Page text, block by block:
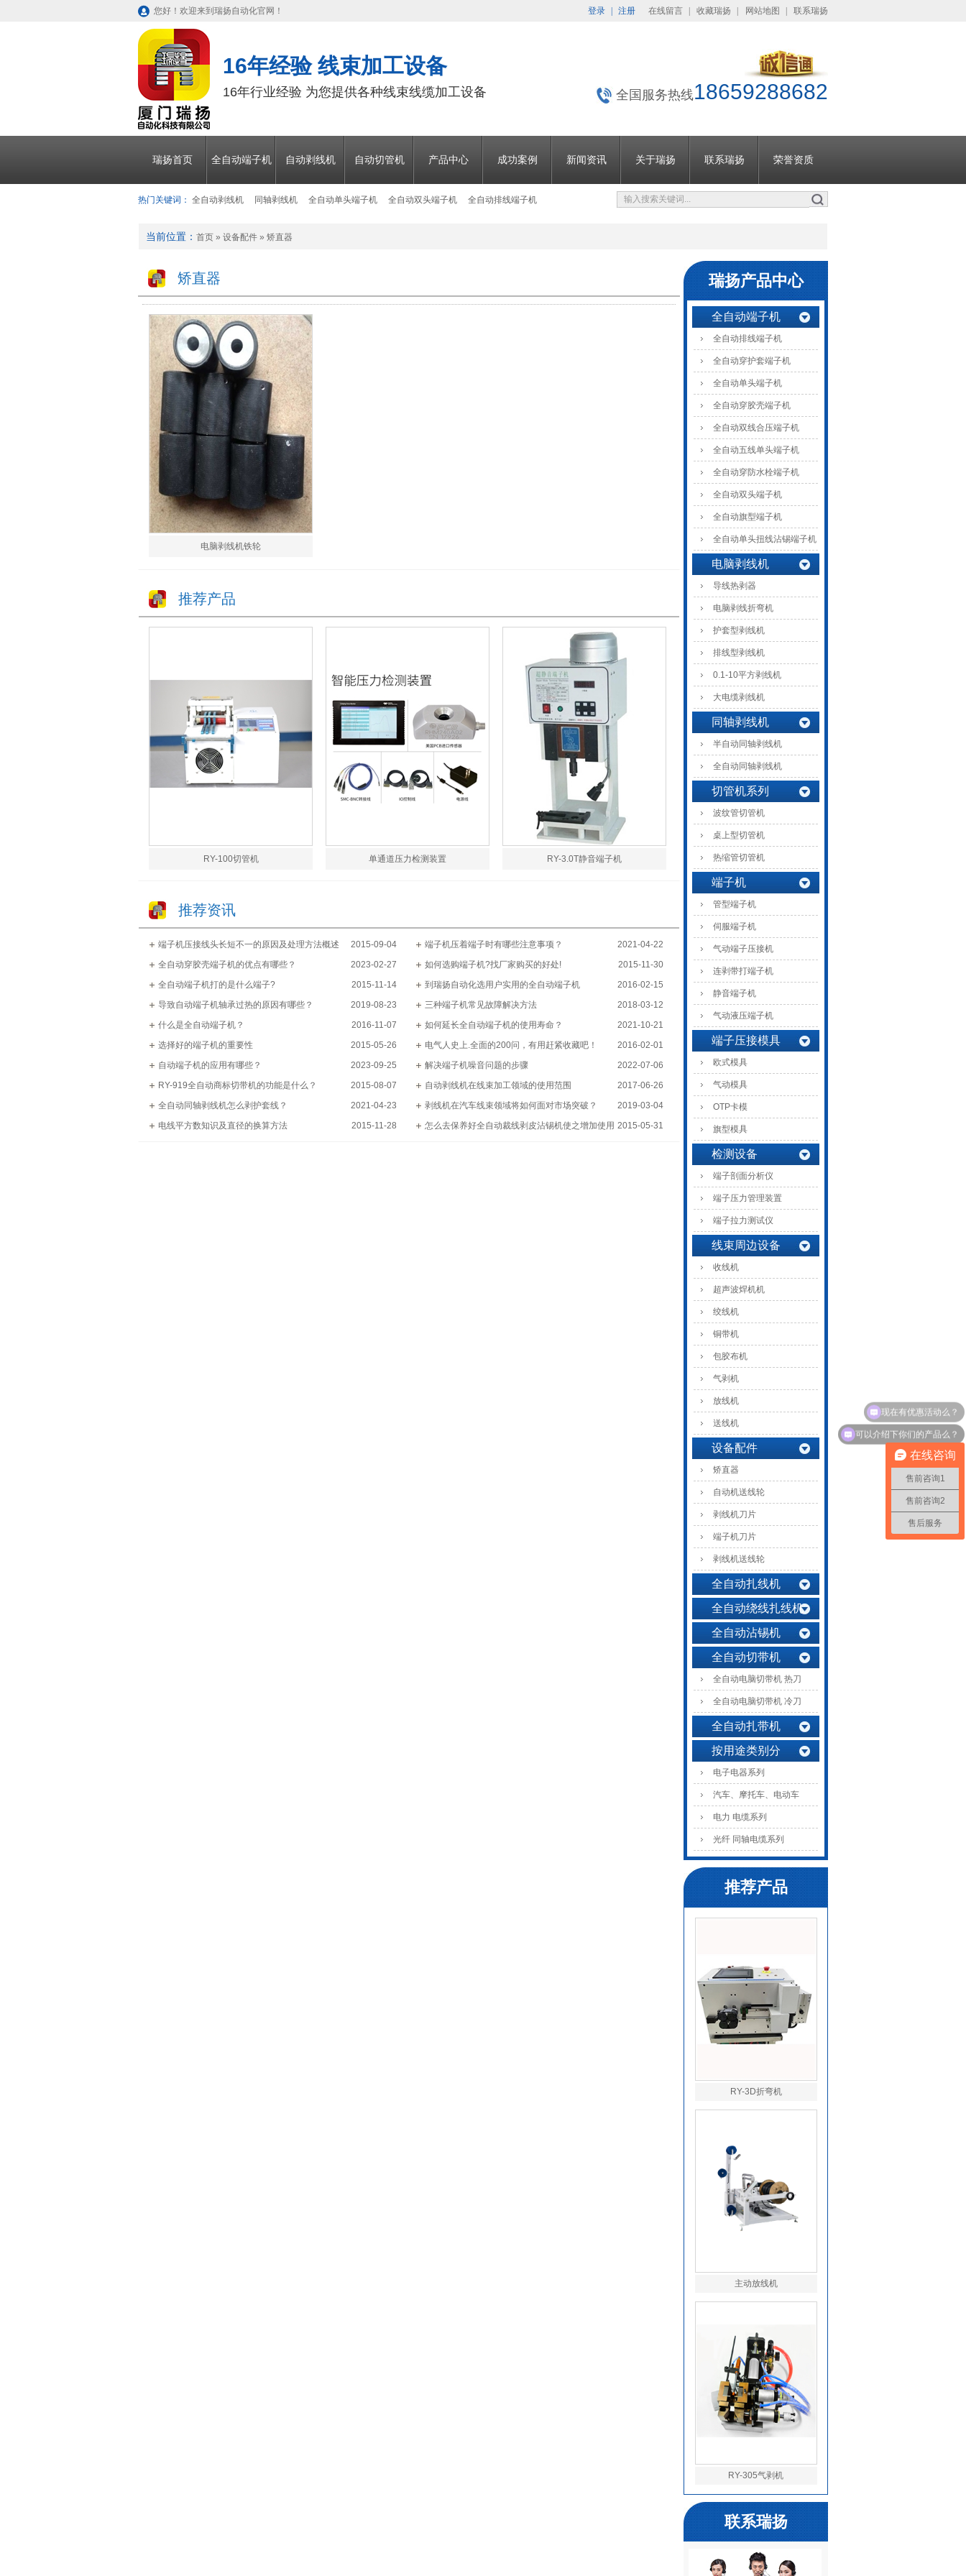
登录 注册 在线留言 收藏瑞扬 网站地图 联系瑞扬
您好！欢迎来到瑞扬自动化官网！
16年经验 线束加工设备
16年行业经验 为您提供各种线束线缆加工设备 全国服务热线18659288682
瑞扬首页 全自动端子机 自动剥线机 自动切管机 产品中心 成功案例 新闻资讯 关于瑞扬 联系瑞扬 荣誉资质
热门关键词： 全自动剥线机 同轴剥线机 全自动单头端子机 全自动双头端子机 全自动排线端子机
当前位置： 首页 » 设备配件 » 矫直器
矫直器
电脑剥线机铁轮
推荐产品
RY-100切管机 单通道压力检测装置 RY-3.0T静音端子机
推荐资讯
2015-09-04
端子机压接线头长短不一的原因及处理方法概述 2021-04-22
端子机压着端子时有哪些注意事项？
2023-02-27
全自动穿胶壳端子机的优点有哪些？ 2015-11-30
如何选购端子机?找厂家购买的好处!
2015-11-14
全自动端子机打的是什么端子? 2016-02-15
到瑞扬自动化选用户实用的全自动端子机
2019-08-23
导致自动端子机轴承过热的原因有哪些？ 2018-03-12
三种端子机常见故障解决方法
2016-11-07
什么是全自动端子机？ 2021-10-21
如何延长全自动端子机的使用寿命？
2015-05-26
选择好的端子机的重要性 2016-02-01
电气人史上.全面的200问，有用赶紧收藏吧！
2023-09-25
自动端子机的应用有哪些？ 2022-07-06
解决端子机噪音问题的步骤
2015-08-07
RY-919全自动商标切带机的功能是什么？ 2017-06-26
自动剥线机在线束加工领域的使用范围
2021-04-23
全自动同轴剥线机怎么剥护套线？ 2019-03-04
剥线机在汽车线束领域将如何面对市场突破？
2015-11-28
电线平方数知识及直径的换算方法 2015-05-31
怎么去保养好全自动裁线剥皮沾锡机使之增加使用
瑞扬产品中心
全自动端子机
全自动排线端子机
全自动穿护套端子机
全自动单头端子机
全自动穿胶壳端子机
全自动双线合压端子机
全自动五线单头端子机
全自动穿防水栓端子机
全自动双头端子机
全自动旗型端子机
全自动单头扭线沾锡端子机
电脑剥线机
导线热剥器
电脑剥线折弯机
护套型剥线机
排线型剥线机
0.1-10平方剥线机
大电缆剥线机
同轴剥线机
半自动同轴剥线机
全自动同轴剥线机
切管机系列
波纹管切管机
桌上型切管机
热缩管切管机
端子机
管型端子机
伺服端子机
气动端子压接机
连剥带打端子机
静音端子机
气动液压端子机
端子压接模具
欧式模具
气动模具
OTP卡模
旗型模具
检测设备
端子剖面分析仪
端子压力管理装置
端子拉力测试仪
线束周边设备
收线机
超声波焊机机
绞线机
铜带机
包胶布机
气剥机
放线机
送线机
设备配件
矫直器
自动机送线轮
剥线机刀片
端子机刀片
剥线机送线轮
全自动扎线机
全自动绕线扎线机
全自动沾锡机
全自动切带机
全自动电脑切带机 热刀
全自动电脑切带机 冷刀
全自动扎带机
按用途类别分
电子电器系列
汽车、摩托车、电动车
电力 电缆系列
光纤 同轴电缆系列
推荐产品
RY-3D折弯机
主动放线机
RY-305气剥机
联系瑞扬
在线咨询
售前咨询1
售前咨询2
售后服务
可以介绍下你们的产品么？